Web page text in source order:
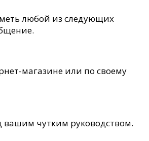
любой из следующих
магазине или по своему
вашим чутким руководством.